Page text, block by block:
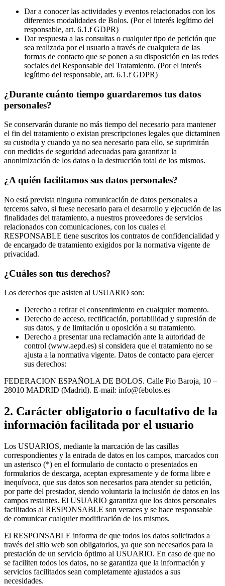
Dar a conocer las actividades y eventos relacionados con los
diferentes modalidades de Bolos. (Por el interés legítimo del
responsable, art. 6.1.f GDPR)
Dar respuesta a las consultas o cualquier tipo de petición que
sea realizada por el usuario a través de cualquiera de las
formas de contacto que se ponen a su disposición en las redes
sociales del Responsable del Tratamiento. (Por el interés
legítimo del responsable, art. 6.1.f GDPR)
¿Durante cuánto tiempo guardaremos tus datos
personales?
Se conservarán durante no más tiempo del necesario para mantener
el fin del tratamiento o existan prescripciones legales que dictaminen
su custodia y cuando ya no sea necesario para ello, se suprimirán
con medidas de seguridad adecuadas para garantizar la
anonimización de los datos o la destrucción total de los mismos.
¿A quién facilitamos sus datos personales?
No está prevista ninguna comunicación de datos personales a
terceros salvo, si fuese necesario para el desarrollo y ejecución de las
finalidades del tratamiento, a nuestros proveedores de servicios
relacionados con comunicaciones, con los cuales el
RESPONSABLE tiene suscritos los contratos de confidencialidad y
de encargado de tratamiento exigidos por la normativa vigente de
privacidad.
¿Cuáles son tus derechos?
Los derechos que asisten al USUARIO son:
Derecho a retirar el consentimiento en cualquier momento.
Derecho de acceso, rectificación, portabilidad y supresión de
sus datos, y de limitación u oposición a su tratamiento.
Derecho a presentar una reclamación ante la autoridad de
control (www.aepd.es) si considera que el tratamiento no se
ajusta a la normativa vigente. Datos de contacto para ejercer
sus derechos:
FEDERACION ESPAÑOLA DE BOLOS. Calle Pio Baroja, 10 –
28010 MADRID (Madrid). E-mail: info@febolos.es
2. Carácter obligatorio o facultativo de la
información facilitada por el usuario
Los USUARIOS, mediante la marcación de las casillas
correspondientes y la entrada de datos en los campos, marcados con
un asterisco (*) en el formulario de contacto o presentados en
formularios de descarga, aceptan expresamente y de forma libre e
inequívoca, que sus datos son necesarios para atender su petición,
por parte del prestador, siendo voluntaria la inclusión de datos en los
campos restantes. El USUARIO garantiza que los datos personales
facilitados al RESPONSABLE son veraces y se hace responsable
de comunicar cualquier modificación de los mismos.
El RESPONSABLE informa de que todos los datos solicitados a
través del sitio web son obligatorios, ya que son necesarios para la
prestación de un servicio óptimo al USUARIO. En caso de que no
se faciliten todos los datos, no se garantiza que la información y
servicios facilitados sean completamente ajustados a sus
necesidades.